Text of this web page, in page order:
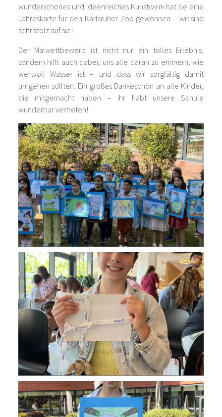
wunderschönes und ideenreiches Kunstwerk hat sie eine
Jahreskarte für den Karlsruher Zoo gewonnen – wir sind
sehr stolz auf sie!
Der Malwettbewerb ist nicht nur ein tolles Erlebnis,
sondern hilft auch dabei, uns alle daran zu erinnern, wie
wertvoll Wasser ist – und dass wir sorgfältig damit
umgehen sollten. Ein großes Dankeschön an alle Kinder,
die mitgemacht haben – ihr habt unsere Schule
wunderbar vertreten!